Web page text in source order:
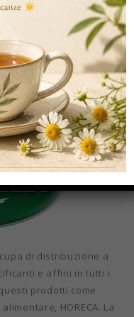
di distribuzione a
e affini in tutti i
prodotti come
HORECA. La